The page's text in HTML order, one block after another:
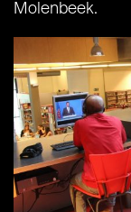
Molenbeek.